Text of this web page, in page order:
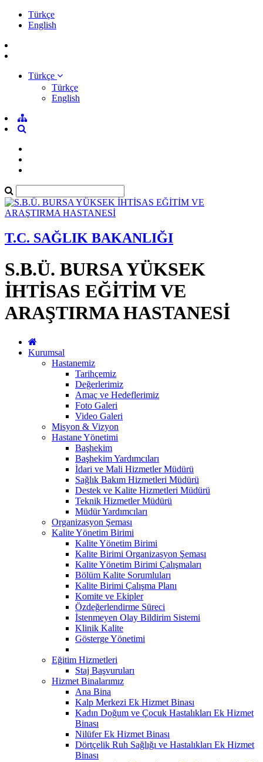
Türkçe
English
Türkçe
Türkçe
English
T.C. SAĞLIK BAKANLIĞI
S.B.Ü. BURSA YÜKSEK
İHTİSAS EĞİTİM VE
ARAŞTIRMA HASTANESİ
Kurumsal
Hastanemiz
Tarihçemiz
Değerlerimiz
Amaç ve Hedeflerimiz
Foto Galeri
Video Galeri
Misyon & Vizyon
Hastane Yönetimi
Başhekim
Başhekim Yardımcıları
İdari ve Mali Hizmetler Müdürü
Sağlık Bakım Hizmetleri Müdürü
Destek ve Kalite Hizmetleri Müdürü
Teknik Hizmetler Müdürü
Müdür Yardımcıları
Organizasyon Şeması
Kalite Yönetim Birimi
Kalite Yönetim Birimi
Kalite Birimi Organizasyon Şeması
Kalite Yönetim Birimi Çalışmaları
Bölüm Kalite Sorumluları
Kalite Birimi Çalışma Planı
Komite ve Ekipler
Özdeğerlendirme Süreci
İstenmeyen Olay Bildirim Sistemi
Klinik Kalite
Gösterge Yönetimi
Eğitim Hizmetleri
Staj Başvuruları
Hizmet Binalarımız
Ana Bina
Kalp Merkezi Ek Hizmet Binası
Kadın Doğum ve Çocuk Hastalıkları Ek Hizmet
Binası
Nilüfer Ek Hizmet Binası
Dörtçelik Ruh Sağlığı ve Hastalıkları Ek Hizmet
Binası